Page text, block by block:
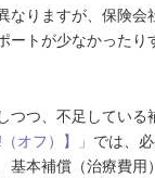
なりますが、保険
トが少なかったり
つ、不足している
オフ）】」 では、
本補償（治療費用